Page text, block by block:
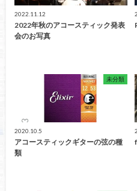
2022.11.12
2022年秋のアコースティック発表
会のお写真
未分類
2020.10.5
アコースティックギターの弦の種
類